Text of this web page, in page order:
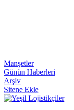
Manşetler
Günün Haberleri
Arşiv
Sitene Ekle